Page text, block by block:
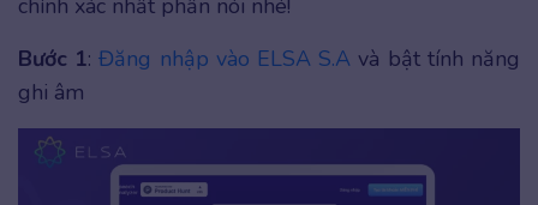
chính xác nhất phần nói nhé!
Bước 1:Đăng nhập vào ELSA S.A và bật tính năng
ghi âm